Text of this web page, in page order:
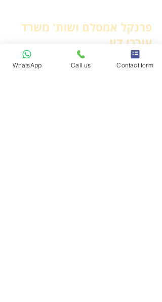
פרנקל אמסלם ושות' משרד
עורכי דין
WhatsApp Call us Contact form